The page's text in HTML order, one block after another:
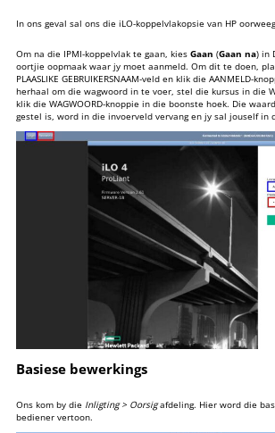
In ons geval sal ons die iLO-koppelvlakopsie van HP oorweeg
Om na die IPMI-koppelvlak te gaan, kies Gaan (Gaan na) in
oortjie oopmaak waar jy moet aanmeld. Om dit te doen,
PLAASLIKE GEBRUIKERSNAAM-veld en klik die AANMELD-
herhaal om die wagwoord in te voer, stel die kursus in die
klik die WAGWOORD-knoppie in die boonste hoek. Die
gestel is, word in die invoerveld vervang en jy sal jouself in
Basiese bewerkings
Ons kom by die Inligting > Oorsigafdeling. Hier word die
bediener vertoon.